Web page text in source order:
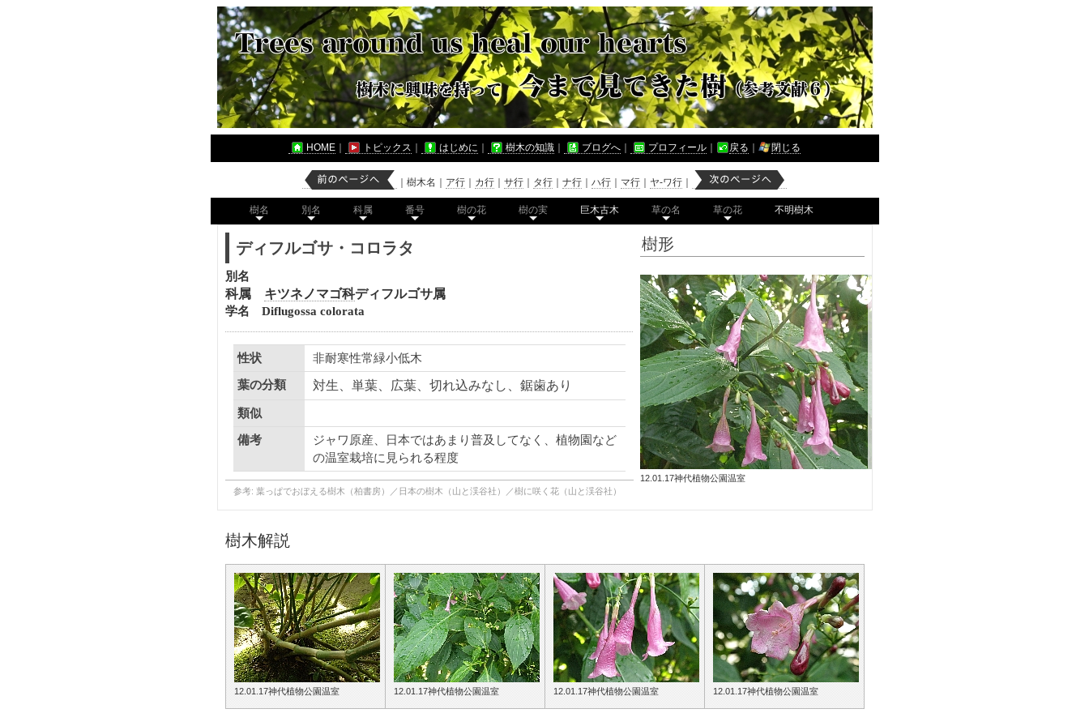
HOME トピックス はじめに 樹木の知識 ブログへ プロフィール 戻る 閉じる
樹木名 ア行 カ行 サ行 タ行 ナ行 ハ行 マ行 ヤ-ワ行
樹名 別名 科属 番号 樹の花 樹の実 巨木古木 草の名 草の花 不明樹木
ディフルゴサ・コロラタ
別名
科属 キツネノマゴ科ディフルゴサ属
学名 Diflugossa colorata
性状 非耐寒性常緑小低木
葉の分類 対生、単葉、広葉、切れ込みなし、鋸歯あり
類似
備考
ジャワ原産、日本ではあまり普及してなく、植物園など
の温室栽培に見られる程度
参考: 葉っぱでおぼえる樹木（柏書房）／日本の樹木（山と渓谷社）／樹に咲く花（山と渓谷社）
樹形
12.01.17神代植物公園温室
樹木解説
12.01.17神代植物公園温室 12.01.17神代植物公園温室 12.01.17神代植物公園温室 12.01.17神代植物公園温室